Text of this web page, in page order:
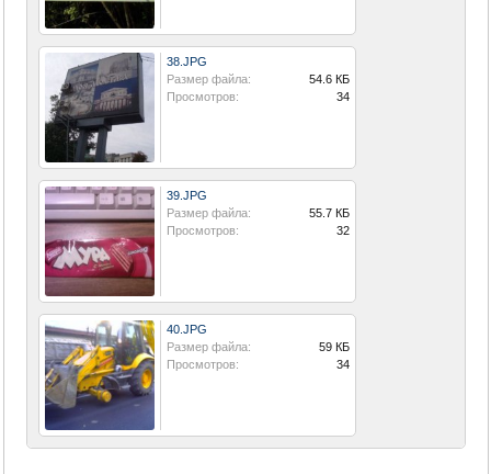
38.JPG
Размер файла:
54.6 КБ
Просмотров:
34
39.JPG
Размер файла:
55.7 КБ
Просмотров:
32
40.JPG
Размер файла:
59 КБ
Просмотров:
34